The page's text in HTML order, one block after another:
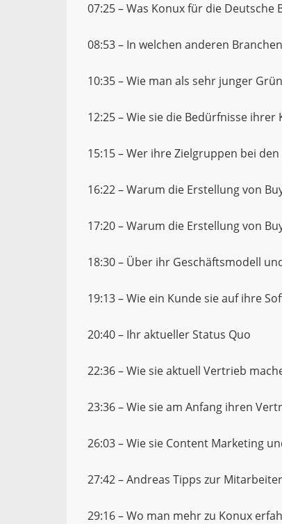
07:25 – Was Konux für die Deutsche
08:53 – In welchen anderen
10:35 – Wie man als sehr junger
12:25 – Wie sie die Bedürfnisse
15:15 – Wer ihre Zielgruppen bei
16:22 – Warum die Erstellung von
17:20 – Warum die Erstellung von
18:30 – Über ihr Geschäftsmodell
19:13 – Wie ein Kunde sie auf ihre
20:40 – Ihr aktueller Status Quo
22:36 – Wie sie aktuell Vertrieb
23:36 – Wie sie am Anfang ihren
26:03 – Wie sie Content Marketing
27:42 – Andreas Tipps zur
29:16 – Wo man mehr zu Konux